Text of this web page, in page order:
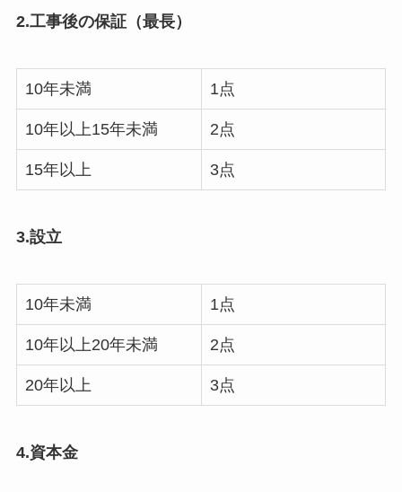
2.工事後の保証（最長）
10年未満 1点
10年以上15年未満 2点
15年以上 3点
3.設立
10年未満 1点
10年以上20年未満 2点
20年以上 3点
4.資本金